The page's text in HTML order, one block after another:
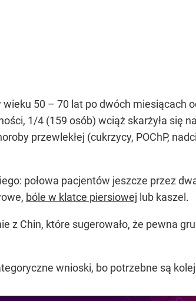
50 – 70 lat po dwóch miesiącach
1/4 (159 osób) wciąż skarżyła się
przewlekłej (cukrzycy, POChP,
połowa pacjentów jeszcze przez
bóle w klatce piersiowej lub kaszel.
z Chin, które sugerowało, że pewna
wnioski, bo potrzebne są